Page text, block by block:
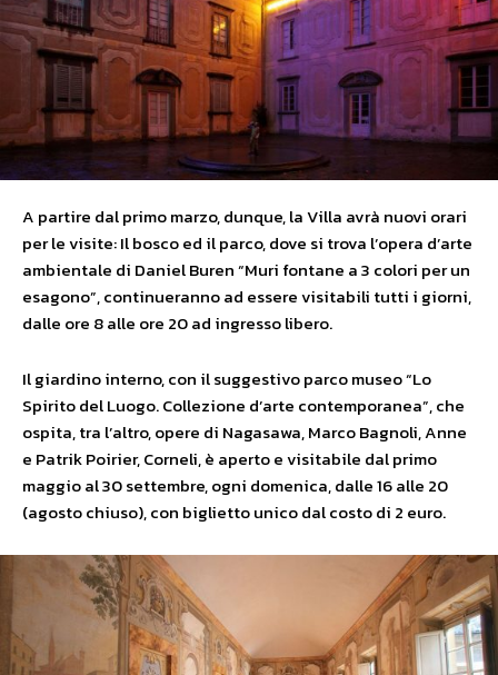
A partire dal primo marzo, dunque, la Villa avrà nuovi orari
per le visite: Il bosco ed il parco, dove si trova l’opera d’arte
ambientale di Daniel Buren “Muri fontane a 3 colori per un
esagono”, continueranno ad essere visitabili tutti i giorni,
dalle ore 8 alle ore 20 ad ingresso libero.
Il giardino interno, con il suggestivo parco museo “Lo
Spirito del Luogo. Collezione d’arte contemporanea”, che
ospita, tra l’altro, opere di Nagasawa, Marco Bagnoli, Anne
e Patrik Poirier, Corneli, è aperto e visitabile dal primo
maggio al 30 settembre, ogni domenica, dalle 16 alle 20
(agosto chiuso), con biglietto unico dal costo di 2 euro.